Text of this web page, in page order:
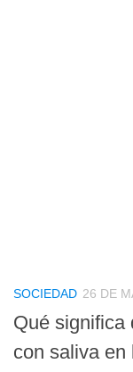
SOCIEDAD 26 DE
Qué significa
con saliva en